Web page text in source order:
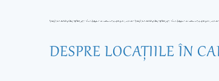
DESPRE LOCAŢIILE ÎN